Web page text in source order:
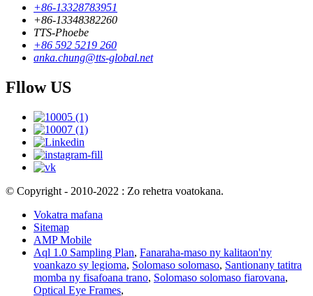
+86-13328783951
+86-13348382260
TTS-Phoebe
+86 592 5219 260
anka.chung@tts-global.net
Fllow US
© Copyright - 2010-2022 : Zo rehetra voatokana.
Vokatra mafana
Sitemap
AMP Mobile
Aql 1.0 Sampling Plan, Fanaraha-maso ny kalitaon'ny
voankazo sy legioma, Solomaso solomaso, Santionany tatitra
momba ny fisafoana trano, Solomaso solomaso fiarovana,
Optical Eye Frames,